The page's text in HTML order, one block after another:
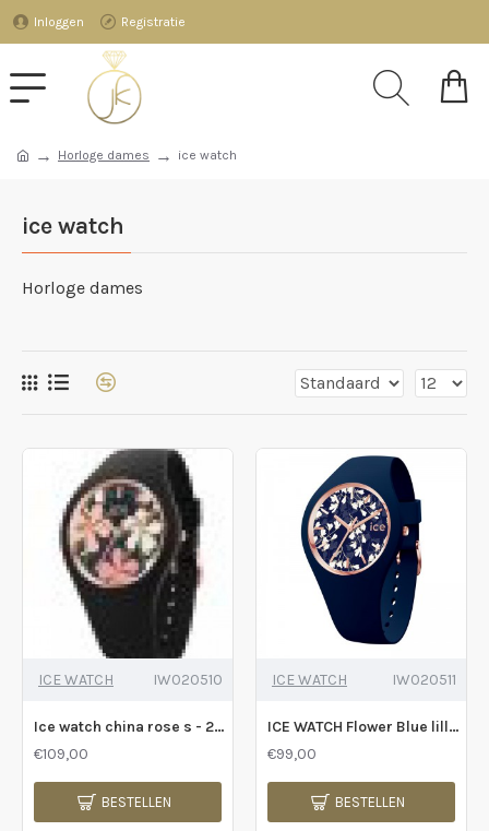
Inloggen Registratie
Horloge dames ice watch
ice watch
Horloge dames
ICE WATCH IW020510
Ice watch china rose s - 235860
€109,00
BESTELLEN
ICE WATCH IW020511
ICE WATCH Flower Blue lilly S - 235226
€99,00
BESTELLEN